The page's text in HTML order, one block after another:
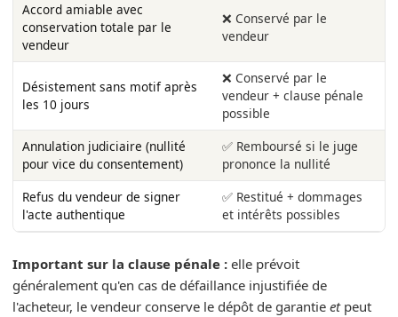
Accord amiable avec
conservation totale par le
vendeur
❌ Conservé par le
vendeur
Désistement sans motif après
les 10 jours
❌ Conservé par le
vendeur + clause pénale
possible
Annulation judiciaire (nullité
pour vice du consentement)
✅ Remboursé si le juge
prononce la nullité
Refus du vendeur de signer
l'acte authentique
✅ Restitué + dommages
et intérêts possibles
Important sur la clause pénale : elle prévoit
généralement qu'en cas de défaillance injustifiée de
l'acheteur, le vendeur conserve le dépôt de garantie etpeut